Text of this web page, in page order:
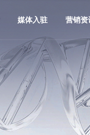
媒体入驻 营销资